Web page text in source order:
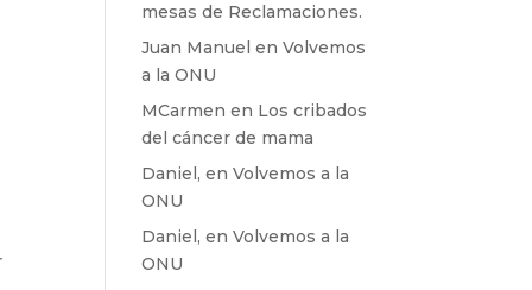
mesas de Reclamaciones.
Juan Manuel enVolvemos
a la ONU
MCarmen en Los cribados
del cáncer de mama
Daniel, enVolvemos a la
ONU
Daniel, enVolvemos a la
ONU